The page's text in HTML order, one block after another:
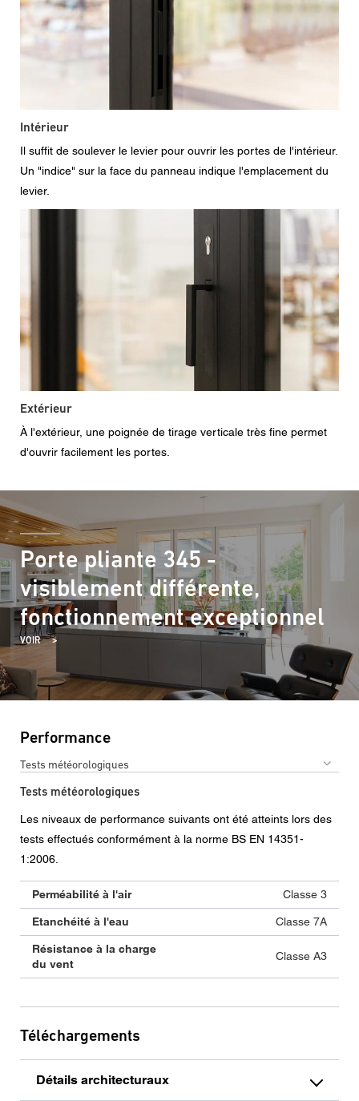
Intérieur
Il suffit de soulever le levier pour ouvrir les portes de l'intérieur.
Un "indice" sur la face du panneau indique l'emplacement du
levier.
Extérieur
À l'extérieur, une poignée de tirage verticale très fine permet
d'ouvrir facilement les portes.
Porte pliante 345 -
visiblement différente,
fonctionnement exceptionnel
VOIR
Performance
Tests météorologiques
Tests météorologiques
Les niveaux de performance suivants ont été atteints lors des
tests effectués conformément à la norme BS EN 14351-
1:2006.
Perméabilité à l'air Classe 3
Etanchéité à l'eau Classe 7A
Résistance à la charge
du vent
Classe A3
Téléchargements
Détails architecturaux